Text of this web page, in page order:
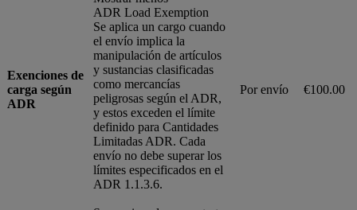
Exenciones de
carga según
ADR
ADR Load Exemption
Se aplica un cargo cuando
el envío implica la
manipulación de artículos
y sustancias clasificadas
como mercancías
peligrosas según el ADR,
y estos exceden el límite
definido para Cantidades
Limitadas ADR. Cada
envío no debe superar los
límites especificados en el
ADR 1.1.3.6.
Por envío €100.00